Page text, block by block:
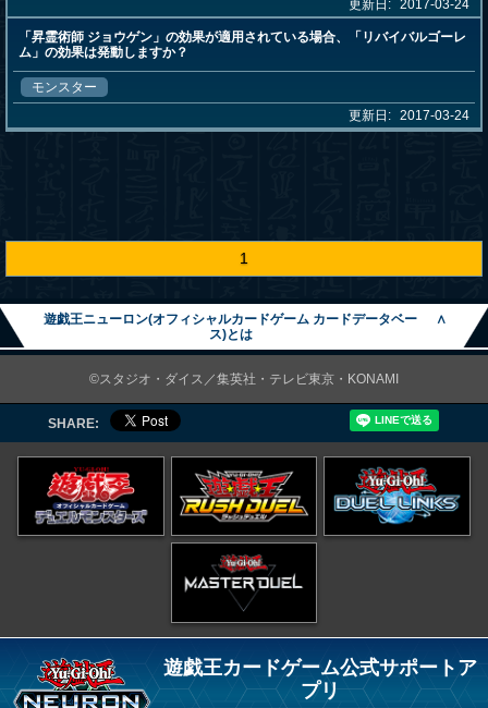
更新日: 2017-03-24
「昇霊術師 ジョウゲン」の効果が適用されている場合、「リバイバルゴーレ
ム」の効果は発動しますか？
モンスター
更新日: 2017-03-24
1
遊戯王ニューロン(オフィシャルカードゲーム カードデータベー
ス)とは
∧
©スタジオ・ダイス／集英社・テレビ東京・KONAMI
SHARE:
遊戯王カードゲーム公式サポートア
プリ